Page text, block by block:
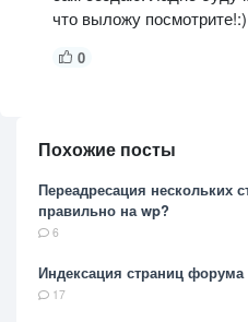
что выложу
0
Похожие посты
Переадресация нескольких
правильно на wp?
6
Индексация страниц форума
17